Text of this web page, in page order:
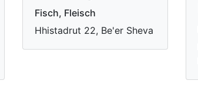
Fisch, Fleisch
Hhistadrut 22, Be'er Sheva